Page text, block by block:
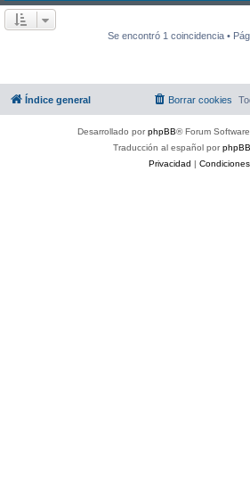
Se encontró 1 coincidencia •
Índice general Borrar cookies
Desarrollado porphpBB® Forum
Traducción al español por
Privacidad | Condiciones